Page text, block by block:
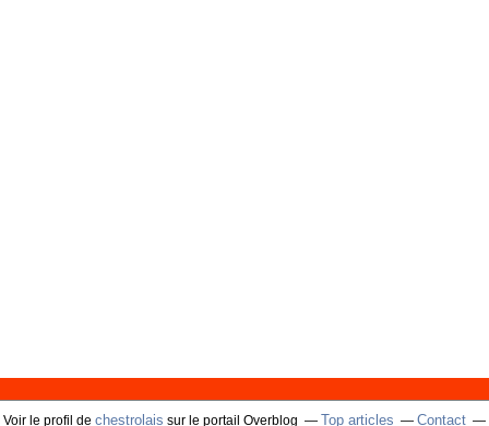
Voir le profil de chestrolais sur le portail Overblog Top articles Contact